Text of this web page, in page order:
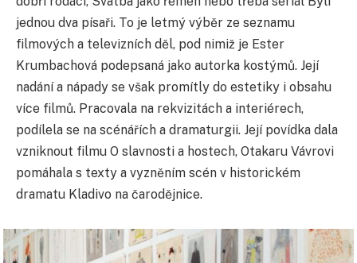
jednou dva písaři. To je letmý výběr ze seznamu
filmových a televizních děl, pod nimiž je Ester
Krumbachová podepsaná jako autorka kostýmů. Její
nadání a nápady se však promítly do estetiky i obsahu
více filmů. Pracovala na rekvizitách a interiérech,
podílela se na scénářích a dramaturgii. Její povídka dala
vzniknout filmu O slavnosti a hostech, Otakaru Vávrovi
pomáhala s texty a vyzněním scén v historickém
dramatu Kladivo na čarodějnice.